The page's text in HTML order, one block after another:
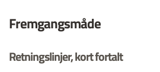
Fremgangsmåde
Retningslinjer, kort fortalt